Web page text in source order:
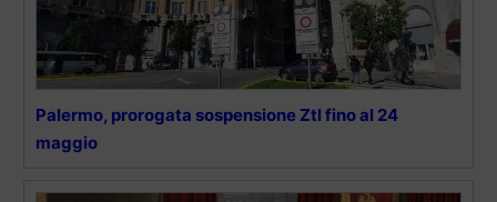
Palermo, prorogata sospensione Ztl fino al 24
maggio